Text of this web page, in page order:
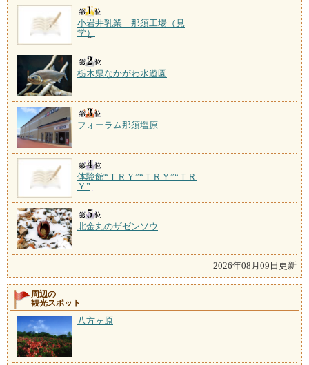
小岩井乳業 那須工場（見
学）
栃木県なかがわ水遊園
フォーラム那須塩原
体験館“ＴＲＹ”“ＴＲＹ”“ＴＲ
Ｙ”
北金丸のザゼンソウ
2026年08月09日更新
周辺の
観光スポット
八方ヶ原